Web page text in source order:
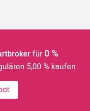
für 0 %
5,00 % kaufen